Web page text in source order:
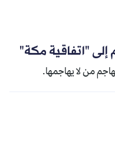
"اتفاقية مكة"
من لا يهاجمها.